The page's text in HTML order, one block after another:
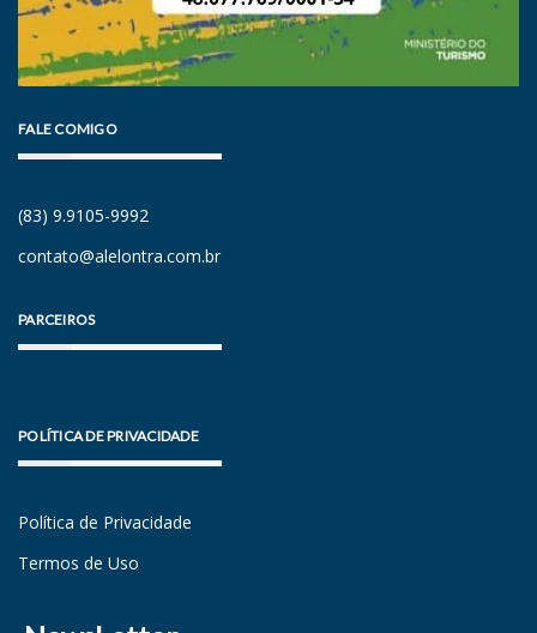
FALE COMIGO
(83) 9.9105-9992
contato@alelontra.com.br
PARCEIROS
POLÍTICA DE PRIVACIDADE
Política de Privacidade
Termos de Uso